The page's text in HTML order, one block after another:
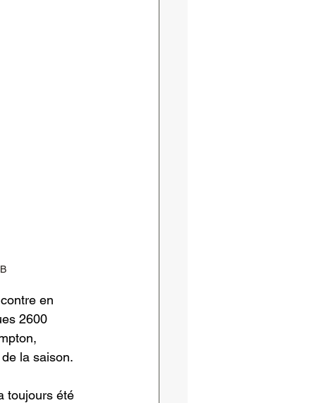
en
2600
la saison.
toujours été